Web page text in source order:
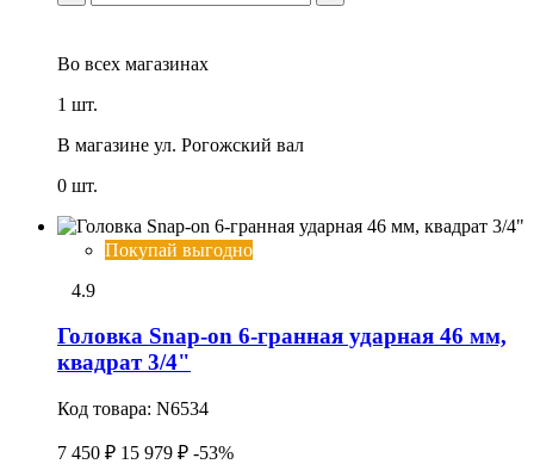
Во всех магазинах
1 шт.
В магазине ул. Рогожский вал
0 шт.
Покупай выгодно
4.9
Головка Snap-on 6-гранная ударная 46 мм,
квадрат 3/4"
Код товара: N6534
7 450 ₽ 15 979 ₽ -53%